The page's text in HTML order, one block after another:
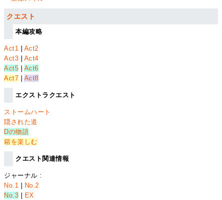
クエスト
本編攻略
Act1 | Act2
Act3 | Act4
Act5 | Act6
Act7 | Act8
エクストラクエスト
ストームハート
隠された道
Dの物語
箱を楽しむ
クエスト関連情報
ジャーナル :
No.1
No.2
No.3
EX